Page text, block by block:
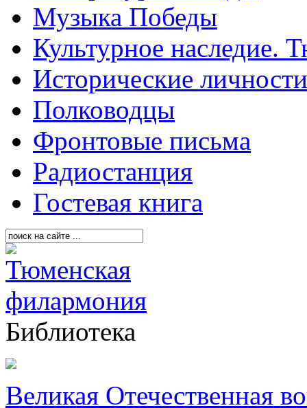
Музыка Победы
Культурное наследие.
Исторические личности
Полководцы
Фронтовые письма
Радиостанция
Гостевая книга
Библиотека
Великая Отечественная